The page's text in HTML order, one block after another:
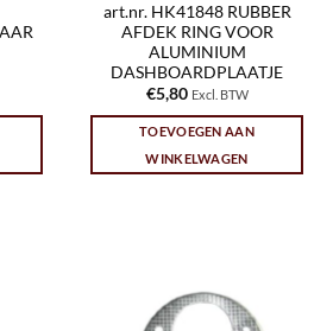
art.nr. HK41848 RUBBER
AFDEK RING VOOR
ALUMINIUM
DASHBOARDPLAATJE
€5,80 Excl. BTW
TOEVOEGEN AAN
WINKELWAGEN